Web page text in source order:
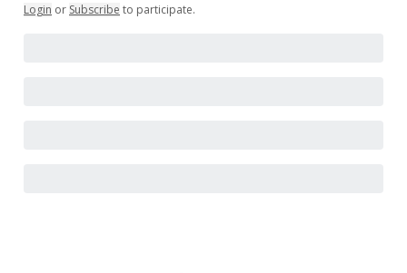
Login or Subscribe to participate.